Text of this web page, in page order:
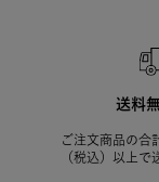
送料
ご注文商品の合
（税込）以上で